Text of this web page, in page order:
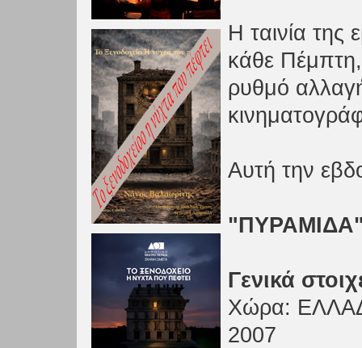
Η ταινία της
κάθε
ρυθμό
Αυτή την
Γενικά
Xώρα:
2007